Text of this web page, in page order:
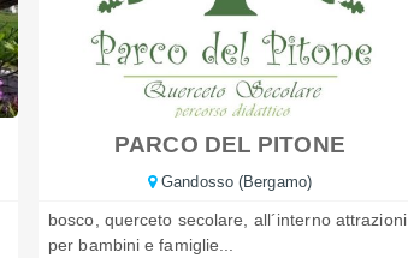
PARCO DEL PITONE
Gandosso (Bergamo)
bosco, querceto secolare, all´interno attrazioni
per bambini e famiglie...